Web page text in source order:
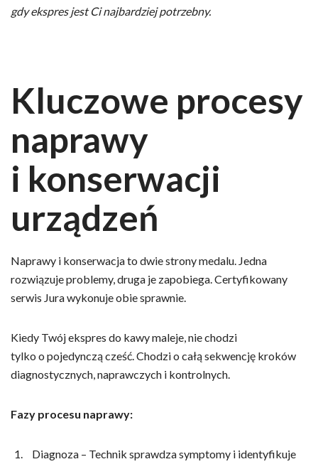
gdy ekspres jest Ci najbardziej potrzebny.
Kluczowe procesy
naprawy
i konserwacji
urządzeń
Naprawy i konserwacja to dwie strony medalu. Jedna
rozwiązuje problemy, druga je zapobiega. Certyfikowany
serwis Jura wykonuje obie sprawnie.
Kiedy Twój ekspres do kawy maleje, nie chodzi
tylko o pojedynczą cześć. Chodzi o całą sekwencję kroków
diagnostycznych, naprawczych i kontrolnych.
Fazy procesu naprawy:
Diagnoza – Technik sprawdza symptomy i identyfikuje